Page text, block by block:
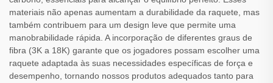
materiais não apenas aumentam a durabilidade da raquete, mas
também contribuem para um design leve que permite uma
manobrabilidade rápida. A incorporação de diferentes graus de
fibra (3K a 18K) garante que os jogadores possam escolher uma
raquete adaptada às suas necessidades específicas de força e
desempenho, tornando nossos produtos adequados tanto para